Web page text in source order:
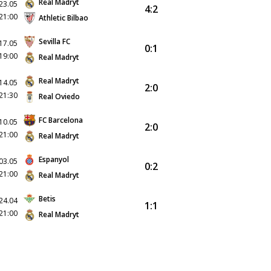
Real Madryt
Athletic Bilbao
4:2
Sevilla FC
Real Madryt
0:1
Real Madryt
Real Oviedo
2:0
FC Barcelona
Real Madryt
2:0
Espanyol
Real Madryt
0:2
Betis
Real Madryt
1:1